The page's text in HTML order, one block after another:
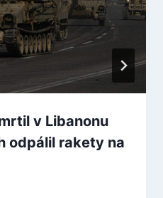
v Libanonu
odpálil rakety na